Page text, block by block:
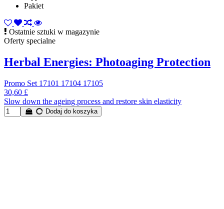
Pakiet
Ostatnie sztuki w magazynie
Oferty specialne
Herbal Energies: Photoaging Protection
Promo Set 17101 17104 17105
30,60 £
Slow down the ageing process and restore skin elasticity
Dodaj do koszyka